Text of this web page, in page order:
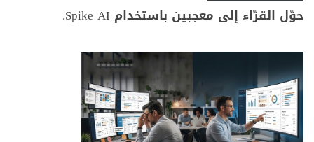
حوّل القرّاء إلى معجبين باستخدام Spike AI.